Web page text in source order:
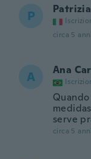
P Patrizia
circa 5
A Ana
serve
circa 5